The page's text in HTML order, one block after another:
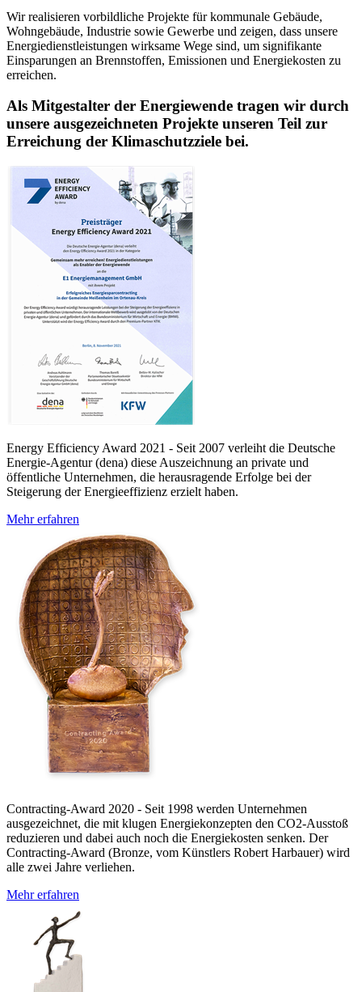
Wir realisieren vorbildliche Projekte für kommunale Gebäude,
Wohngebäude, Industrie sowie Gewerbe und zeigen, dass unsere
Energiedienstleistungen wirksame Wege sind, um signifikante
Einsparungen an Brennstoffen, Emissionen und Energiekosten zu
erreichen.
Als Mitgestalter der Energiewende tragen wir durch
unsere ausgezeichneten Projekte unseren Teil zur
Erreichung der Klimaschutzziele bei.
Energy Efficiency Award 2021 - Seit 2007 verleiht die Deutsche
Energie-Agentur (dena) diese Auszeichnung an private und
öffentliche Unternehmen, die herausragende Erfolge bei der
Steigerung der Energieeffizienz erzielt haben.
Mehr erfahren
Contracting-Award 2020 - Seit 1998 werden Unternehmen
ausgezeichnet, die mit klugen Energiekonzepten den CO2-Ausstoß
reduzieren und dabei auch noch die Energiekosten senken. Der
Contracting-Award (Bronze, vom Künstlers Robert Harbauer) wird
alle zwei Jahre verliehen.
Mehr erfahren